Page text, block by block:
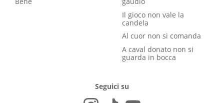
Il gioco non vale la
candela
Al cuor non si comanda
A caval donato non si
guarda in bocca
Seguici su